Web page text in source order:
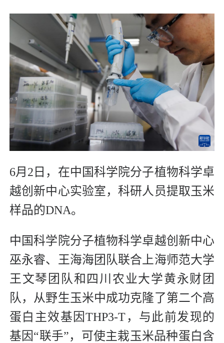
6月2日，在中国科学院分子植物科学卓
越创新中心实验室，科研人员提取玉米
样品的DNA。
中国科学院分子植物科学卓越创新中心
巫永睿、王海海团队联合上海师范大学
王文琴团队和四川农业大学黄永财团
队，从野生玉米中成功克隆了第二个高
蛋白主效基因THP3-T，与此前发现的
基因“联手”，可使主栽玉米品种蛋白含